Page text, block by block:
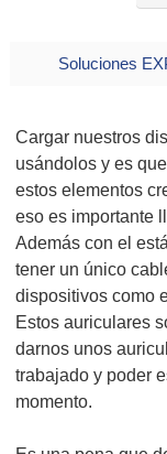
Soluciones
Cargar nuestros
usándolos y es
estos elementos
eso es importante
Además con el
tener un único
dispositivos como
Estos auriculares
darnos unos
trabajado y poder
momento.